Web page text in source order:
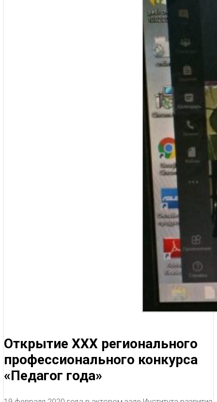
Открытие XXX регионального
профессионального конкурса
«Педагог года»